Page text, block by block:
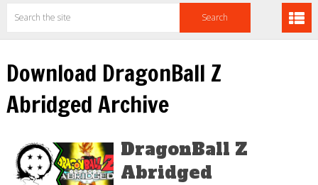
Download DragonBall Z
Abridged Archive
DragonBall Z
Abridged